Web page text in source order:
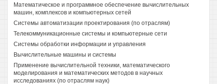
Математическое и программное обеспечение вычислительных
машин, комплексов и компьютерных сетей
Системы автоматизации проектирования (по отраслям)
Телекоммуникационные системы и компьютерные сети
Системы обработки информации и управления
Вычислительные машины и системы
Применение вычислительной техники, математического
моделирования и математических методов в научных
исследованиях (по отраслям наук)